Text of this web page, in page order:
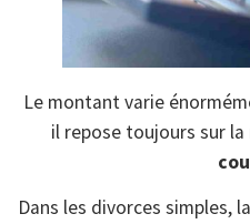
Le montant varie
il repose toujours sur la
Dans les divorces simples,